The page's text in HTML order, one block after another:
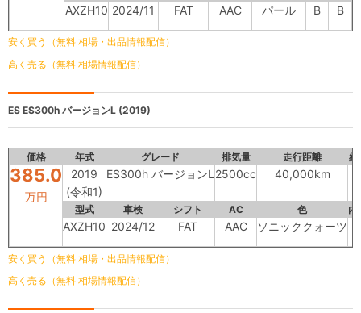
AXZH10 2024/11 FAT AAC パール B B
安く買う（無料 相場・出品情報配信）
高く売る（無料 相場情報配信）
ES ES300h バージョンL (2019)
価格 年式 グレード 排気量 走行距離 総
385.0
万円
2019
(令和1)
ES300h バージョンL 2500cc 40,000km
型式 車検 シフト AC 色 内
AXZH10 2024/12 FAT AAC ソニッククォーツ
安く買う（無料 相場・出品情報配信）
高く売る（無料 相場情報配信）